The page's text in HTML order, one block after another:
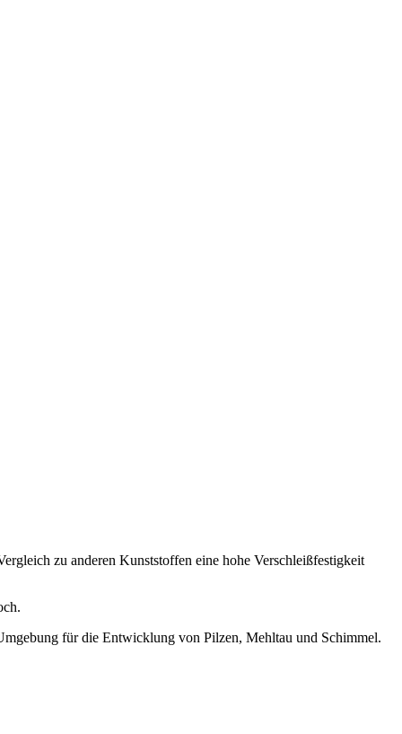
zu anderen Kunststoffen eine hohe Verschleißfestigkeit
für die Entwicklung von Pilzen, Mehltau und Schimmel.